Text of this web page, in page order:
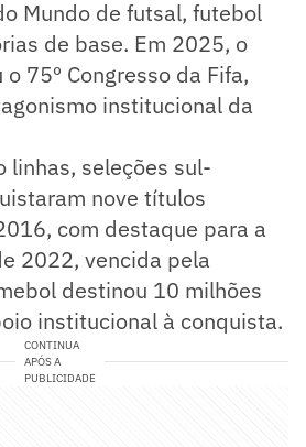
Mundo de futsal, futebol
de base. Em 2025, o
75º Congresso da Fifa,
institucional da
linhas, seleções sul-
nove títulos
com destaque para a
2022, vencida pela
destinou 10 milhões
institucional à conquista.
CONTINUA
APÓS A
PUBLICIDADE